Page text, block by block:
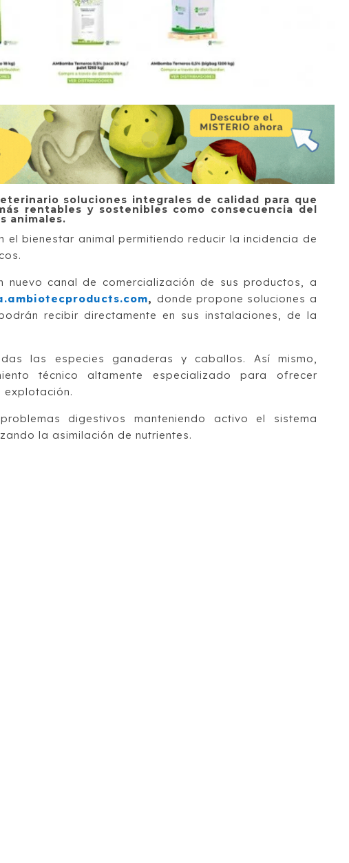
soluciones integrales de calidad para que
rentables y sostenibles como consecuencia del
animales.
el bienestar animal permitiendo reducir la incidencia de
nuevo canal de comercialización de sus productos, a
, donde propone soluciones a
recibir directamente en sus instalaciones, de la
las especies ganaderas y caballos. Así mismo,
técnico altamente especializado para ofrecer
digestivos manteniendo activo el sistema
la asimilación de nutrientes.